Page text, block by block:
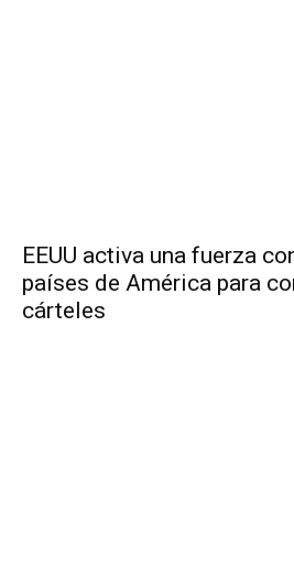
EEUU activa una fuerza
países de América para
cárteles